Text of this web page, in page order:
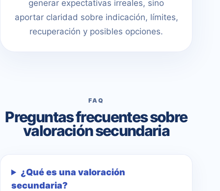
generar expectativas irreales, sino
aportar claridad sobre indicación, límites,
recuperación y posibles opciones.
FAQ
Preguntas frecuentes sobre
valoración secundaria
¿Qué es una valoración
secundaria?